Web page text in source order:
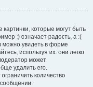
которые могут быть
:) означает радость, а :(
можно увидеть в форме
используя их: они легко
может
удалить его.
количество
сообщении.